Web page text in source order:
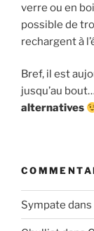
verre ou en
possible de
rechargent à
Bref, il est
jusqu’au
alternatives
Sympate dans